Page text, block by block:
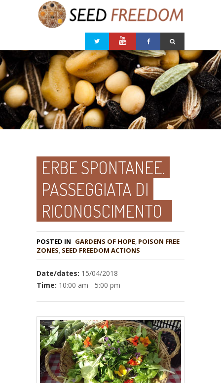
ERBE SPONTANEE.
PASSEGGIATA DI
RICONOSCIMENTO
POSTED IN GARDENS OF HOPE, POISON FREE
ZONES,
Date/dates: 15/04/2018
Time: 10:00 am - 5:00 pm